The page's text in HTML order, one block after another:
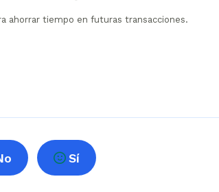
ahorrar tiempo en futuras transacciones.
Sí